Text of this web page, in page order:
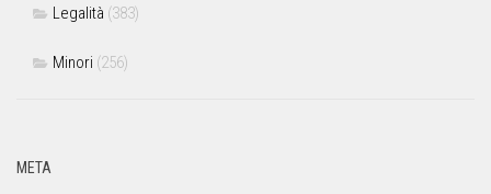
Legalità (383)
Minori (256)
META